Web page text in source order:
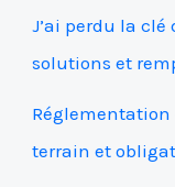
J’ai perdu la
solutions et
Réglementation
terrain et